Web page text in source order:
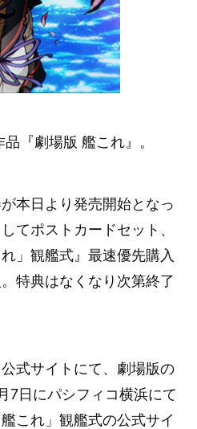
『劇場版 艦これ』。
本日より発売開始となっ
てポストカードセット、
」観艦式』最速優先購入
特典はなくなり次第終了
式サイトにて、劇場版の
7日にパシフィコ横浜にて
これ」観艦式の公式サイ